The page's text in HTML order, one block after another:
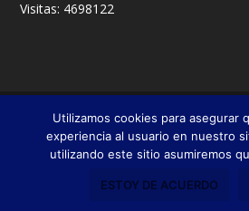
Visitas: 4698122
© 2018,Francisco Javier
Olabuénaga|Zona
Esta web es una iniciativa privada de sus
Utilizamos cookies para asegurar
experiencia al usuario en nuestro
utilizando este sitio asumiremos
ESTOY DE ACUERDO